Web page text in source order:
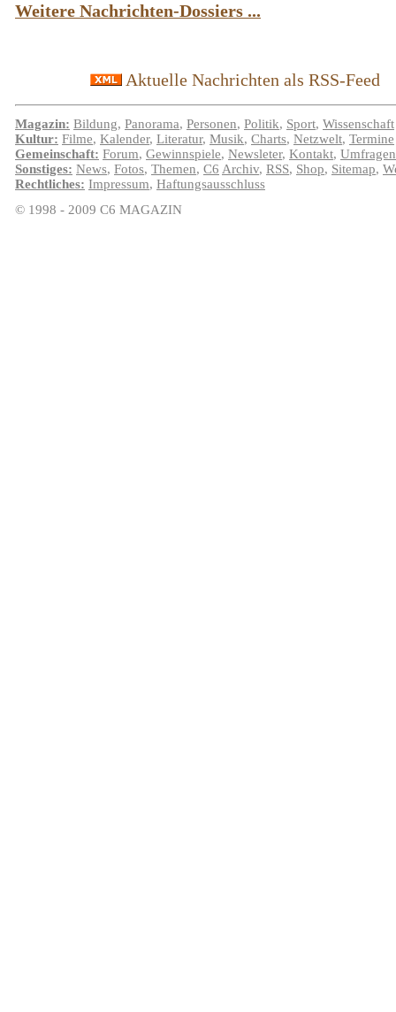
Weitere Nachrichten-Dossiers ...
Aktuelle Nachrichten als RSS-Feed
Magazin: Bildung, Panorama, Personen, Politik, Sport, Wissenschaft
Kultur: Filme, Kalender, Literatur, Musik, Charts, Netzwelt, Termine
Gemeinschaft: Forum, Gewinnspiele, Newsleter, Kontakt, Umfragen
Sonstiges: News, Fotos, Themen, C6 Archiv, RSS, Shop, Sitemap,
Rechtliches: Impressum, Haftungsausschluss
© 1998 - 2009 C6 MAGAZIN